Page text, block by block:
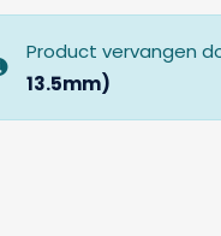
Product vervangen
13.5mm)